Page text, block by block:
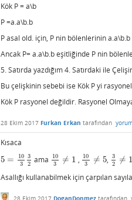
Kök P = a\b
P =a.a\b.b
P asal old. için, P nin bölenlerinin
Ancak P= a.a\b.b eşitliğinde P nin
5. Satırda yazdığım 4. Satırdaki ile
Bu çelişkinin sebebi ise Kök P yi
Kök P rasyonel değildir. Rasyonel
28 Ekim 2017 Furkan Erkan tarafından
Kısaca
5 =
10
3
3
2
5 =10 33 2 ama
10
3
≠ 1
10 3≠1 , 10
3
≠ 5
103 ≠5 , 3
2
≠ 1
32 ≠1
Asallığı kullanabilmek için çarpılan
28 Ekim 2017 DoganDonmez tarafından